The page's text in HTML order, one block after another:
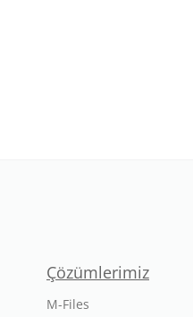
Çözümlerimiz
M-Files